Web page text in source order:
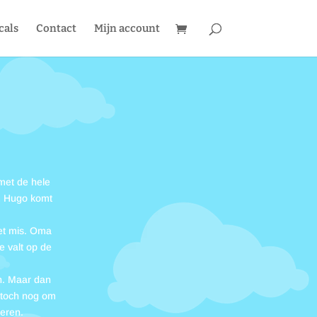
Contact Mijn account
de hele
Hugo komt
mis. Oma
valt op de
Maar dan
nog om